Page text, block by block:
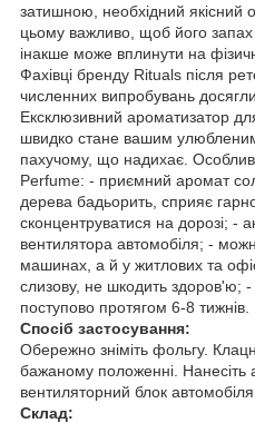
затишною, необхідний якісний
цьому важливо, щоб його запах
інакше може вплинути на
Фахівці бренду Rituals після
численних випробувань
Ексклюзивний ароматизатор
швидко стане вашим
пахучому, що надихає.
Perfume: - приємний аромат
дерева бадьорить, сприяє
сконцентруватися на дорозі; -
вентилятора автомобіля; -
машинах, а й у житлових та
слизову, не шкодить здоров'ю; -
поступово протягом 6-8 тижнів.
Спосіб застосування:
Обережно зніміть фольгу.
бажаному положенні. Нанесіть
вентиляторний блок
Склад: